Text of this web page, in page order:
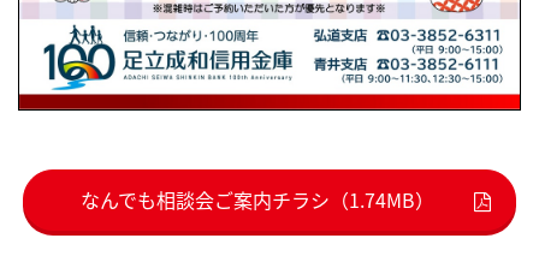
なんでも相談会ご案内チラシ（1.74MB）